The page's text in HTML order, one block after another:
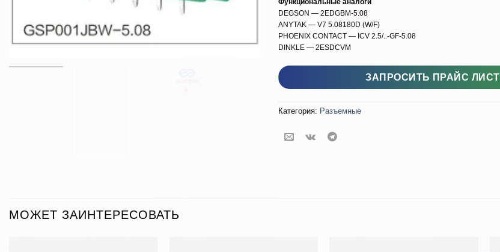
Функциональные аналоги
DEGSON — 2EDGBM-5.08
ANYTAK — V7 5.08180D (W/F)
PHOENIX CONTACT — ICV 2.5/..-GF-5.08
DINKLE — 2ESDCVM
Количество товара GSP001 JBW-5.08
ЗАПРОСИТЬ ПРАЙС ЛИСТ
Категория: Разъемные
МОЖЕТ ЗАИНТЕРЕСОВАТЬ